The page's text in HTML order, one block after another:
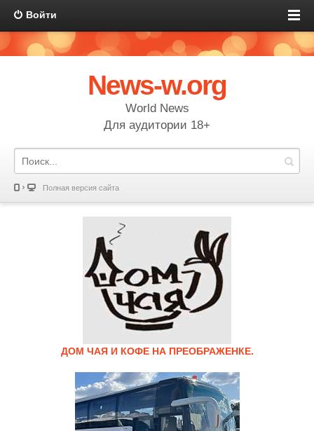
Войти
News-w.org
World News
Для аудитории 18+
Полная версия сайта
ДОМ ЧАЯ И КОФЕ НА ПРЕОБРАЖЕНКЕ.